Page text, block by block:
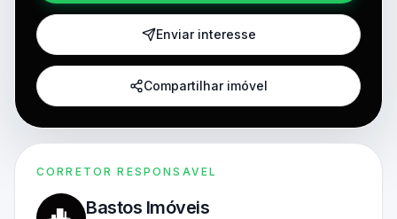
Enviar interesse
Compartilhar imóvel
CORRETOR RESPONSAVEL
Bastos Imóveis